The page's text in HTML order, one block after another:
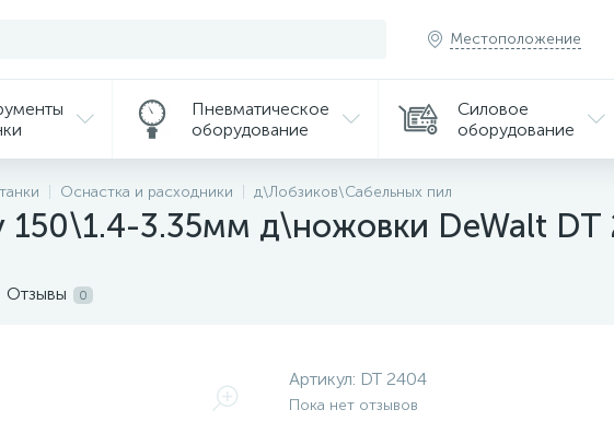
Местоположение
Пневматическое
оборудование
Силовое
оборудование
Оснастка и расходники д\Лобзиков\Сабельных пил
150\1.4-3.35мм д\ножовки DeWalt DT
Отзывы 0
Артикул: DT 2404
Пока нет отзывов